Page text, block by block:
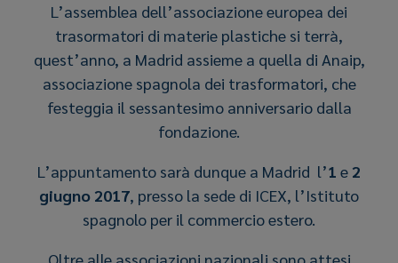
L’assemblea dell’associazione europea dei
trasormatori di materie plastiche si terrà,
quest’anno, a Madrid assieme a quella di Anaip,
associazione spagnola dei trasformatori, che
festeggia il sessantesimo anniversario dalla
fondazione.
L’appuntamento sarà dunque a Madrid l’1 e 2
giugno 2017, presso la sede di ICEX, l’Istituto
spagnolo per il commercio estero.